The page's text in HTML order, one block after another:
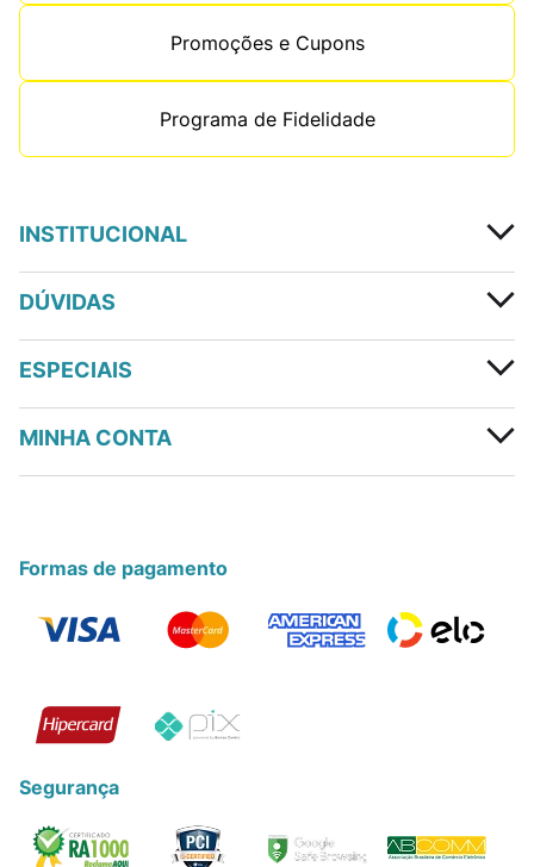
Promoções e Cupons
Programa de Fidelidade
INSTITUCIONAL
DÚVIDAS
ESPECIAIS
MINHA CONTA
Formas de pagamento
Segurança